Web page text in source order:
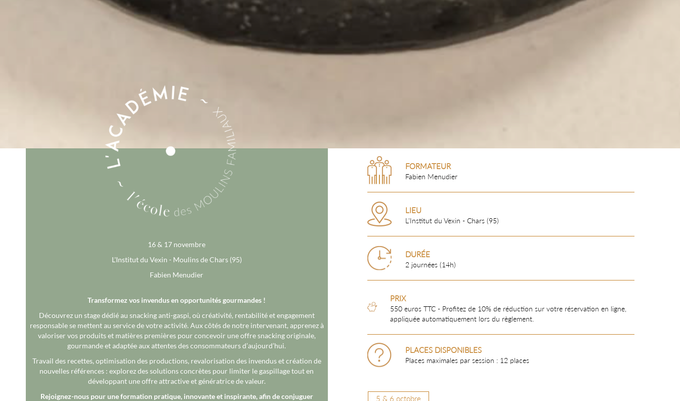
16 & 17 novembre
L'Institut du Vexin - Moulins de Chars (95)
Fabien Menudier
Transformez vos invendus en opportunités gourmandes !
Découvrez un stage dédié au snacking anti-gaspi, où créativité, rentabilité et engagement
responsable se mettent au service de votre activité. Aux côtés de notre intervenant, apprenez à
valoriser vos produits et matières premières pour concevoir une offre snacking originale,
gourmande et adaptée aux attentes des consommateurs d’aujourd’hui.
Travail des recettes, optimisation des productions, revalorisation des invendus et création de
nouvelles références : explorez des solutions concrètes pour limiter le gaspillage tout en
développant une offre attractive et génératrice de valeur.
Rejoignez-nous pour une formation pratique, innovante et inspirante, afin de conjuguer
FORMATEUR
Fabien Menudier
LIEU
L'Institut du Vexin - Chars (95)
DURÉE
2 journées (14h)
PRIX
550 euros TTC - Profitez de 10% de réduction sur votre réservation en ligne,
appliquée automatiquement lors du règlement.
PLACES DISPONIBLES
Places maximales par session : 12 places
5 & 6 octobre